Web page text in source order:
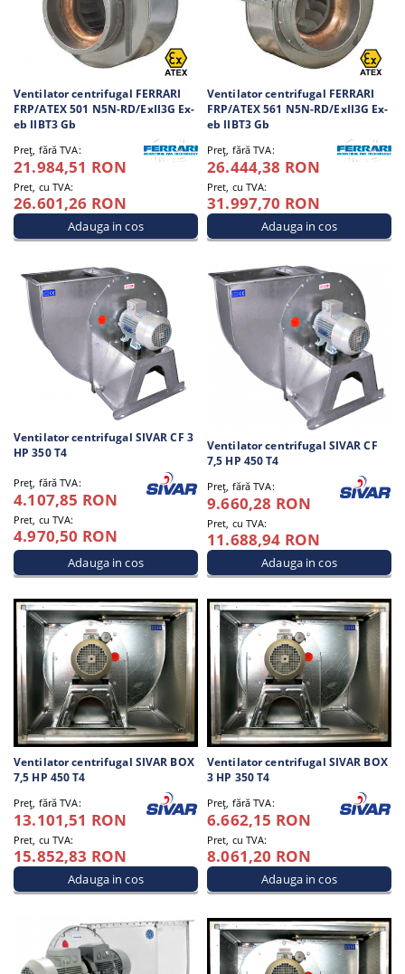
Ventilator centrifugal FERRARI
FRP/ATEX 501 N5N-RD/ExII3G Ex-
eb IIBT3 Gb
Preţ, fără TVA:
21.984,51 RON
Pret, cu TVA:
26.601,26 RON
Ventilator centrifugal FERRARI
FRP/ATEX 561 N5N-RD/ExII3G Ex-
eb IIBT3 Gb
Preţ, fără TVA:
26.444,38 RON
Pret, cu TVA:
31.997,70 RON
Ventilator centrifugal SIVAR CF 3
HP 350 T4
Preţ, fără TVA:
4.107,85 RON
Pret, cu TVA:
4.970,50 RON
Ventilator centrifugal SIVAR CF
7,5 HP 450 T4
Preţ, fără TVA:
9.660,28 RON
Pret, cu TVA:
11.688,94 RON
Ventilator centrifugal SIVAR BOX
7,5 HP 450 T4
Preţ, fără TVA:
13.101,51 RON
Pret, cu TVA:
15.852,83 RON
Ventilator centrifugal SIVAR BOX
3 HP 350 T4
Preţ, fără TVA:
6.662,15 RON
Pret, cu TVA:
8.061,20 RON